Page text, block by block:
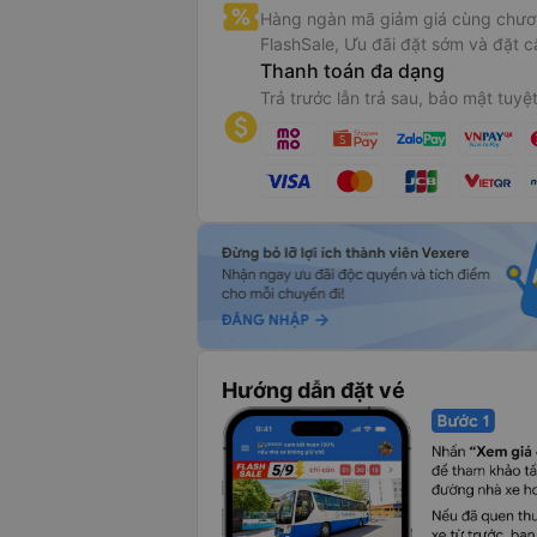
Hàng ngàn mã giảm giá cùng
FlashSale, Ưu đãi đặt sớm và đặt
Thanh toán đa dạng
Trả trước lẫn trả sau, bảo mật
Hướng dẫn đặt vé